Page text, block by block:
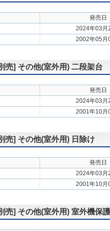
発売日
2024年03月
2002年05月
売] その他(室外用) 二段架台
発売日
2024年03月
2001年10月
売] その他(室外用) 日除け
発売日
2024年03月
2001年10月
売] その他(室外用) 室外機保